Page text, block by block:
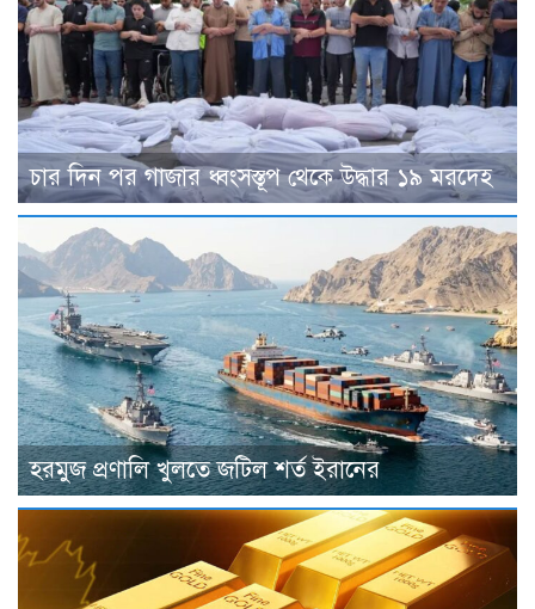
চার দিন পর গাজার ধ্বংসস্তূপ থেকে উদ্ধার ১৯ মরদেহ
হরমুজ প্রণালি খুলতে জটিল শর্ত ইরানের